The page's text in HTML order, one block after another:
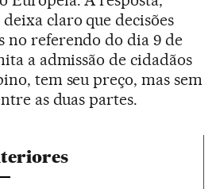
claro que decisões
no referendo do dia 9 de
a admissão de cidadãos
tem seu preço, mas sem
as duas partes.